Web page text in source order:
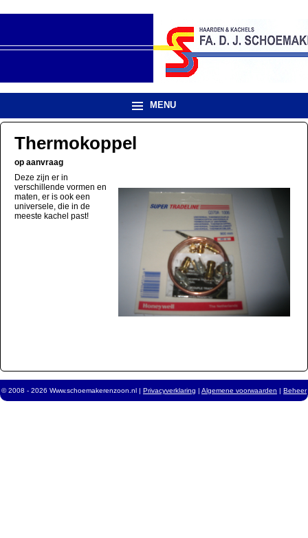
MENU
Thermokoppel
op aanvraag
Deze zijn er in
verschillende vormen en
maten, er is ook een
universele, die in de
meeste kachel past!
© 2008 - 2026 Www.schoemakerenzoon.nl | Privacyverklaring | Algemene voorwaarden | Beheer